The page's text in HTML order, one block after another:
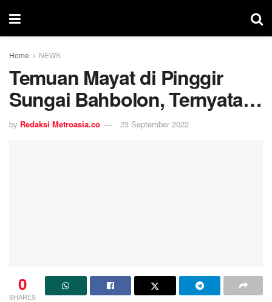
Home NEWS
Temuan Mayat di Pinggir
Sungai Bahbolon, Ternyata…
by Redaksi Metroasia.co 23 September 2022
0
SHARES